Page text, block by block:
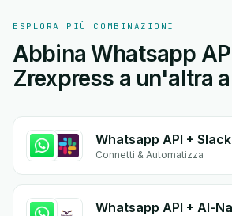
ESPLORA PIÙ COMBINAZIONI
Abbina Whatsapp
Zrexpress a un'altra
Whatsapp API + Slack
Connetti & Automatizza